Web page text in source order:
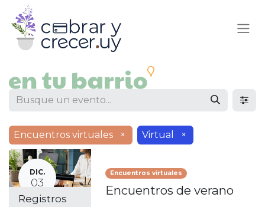
Encuentros virtuales × Virtual ×
DIC.
03
Registros
Encuentros virtuales
Encuentros de verano